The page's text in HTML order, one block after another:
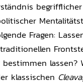
Fragen:
lassen?
klassischen